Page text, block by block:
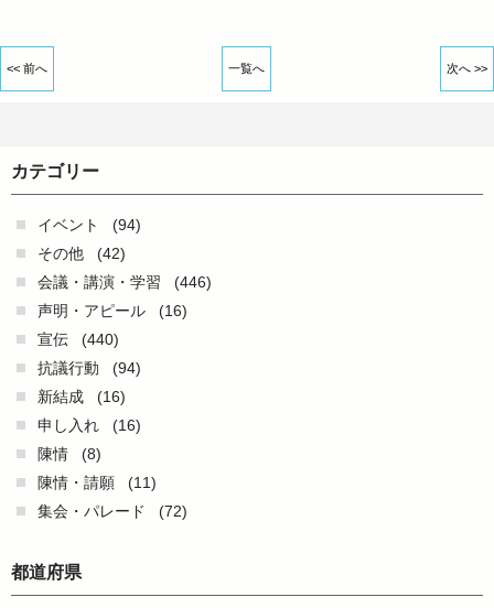
<< 前へ 一覧へ 次へ >>
カテゴリー
イベント
(94)
その他
(42)
会議・講演・学習
(446)
声明・アピール
(16)
宣伝
(440)
抗議行動
(94)
新結成
(16)
申し入れ
(16)
陳情
(8)
陳情・請願
(11)
集会・パレード
(72)
都道府県